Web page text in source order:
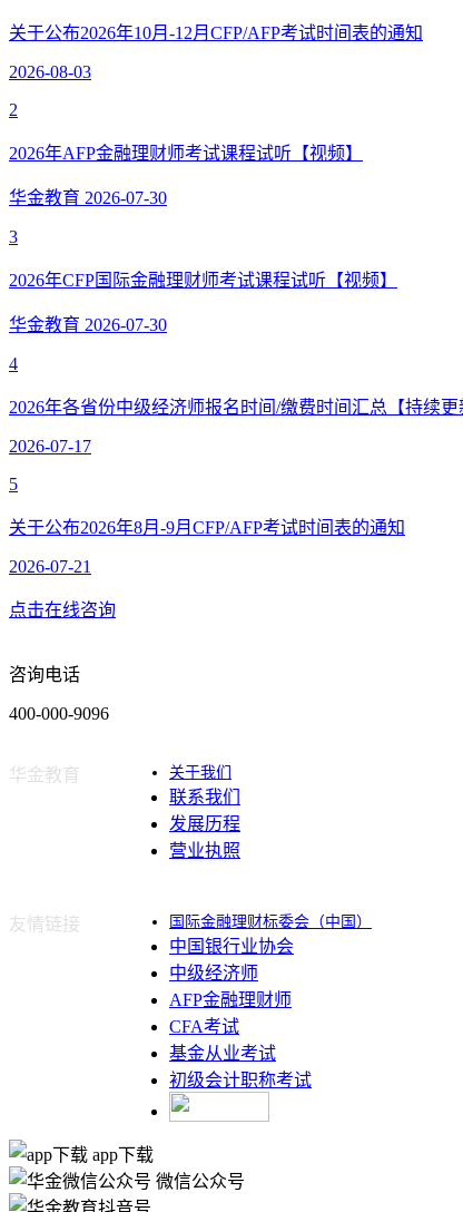
关于公布2026年10月-12月CFP/AFP考试时间表的通知
2026-08-03
2
2026年AFP金融理财师考试课程试听【视频】
华金教育 2026-07-30
3
2026年CFP国际金融理财师考试课程试听【视频】
华金教育 2026-07-30
4
2026年各省份中级经济师报名时间/缴费时间汇总【持续更
2026-07-17
5
关于公布2026年8月-9月CFP/AFP考试时间表的通知
2026-07-21
点击在线咨询
咨询电话
400-000-9096
华金教育 关于我们
联系我们
发展历程
营业执照
友情链接 国际金融理财标委会（中国）
中国银行业协会
中级经济师
AFP金融理财师
CFA考试
基金从业考试
初级会计职称考试
app下载
微信公众号